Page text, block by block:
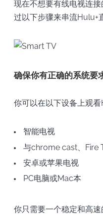
现在不想要有线电视连
过以下步骤来串流Hulu+
确保你有正确的系统要
你可以在以下设备上观看
智能电视
与chrome cast、Fire
安卓或苹果电视
PC电脑或Mac本
你只需要一个稳定和高